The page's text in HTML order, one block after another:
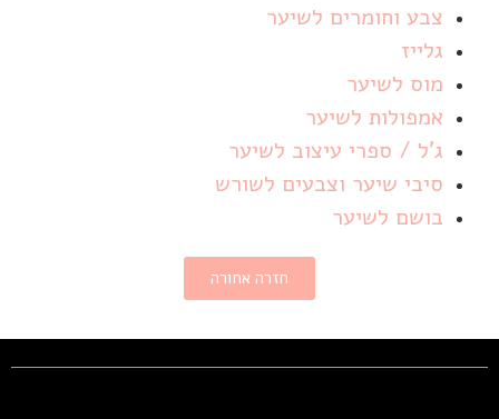
צבע וחומרים לשיער
גלייז
מוס לשיער
אמפולות לשיער
ג'ל / ספרי עיצוב לשיער
סיבי שיער וצבעים לשורש
בושם לשיער
חזרה אחורה